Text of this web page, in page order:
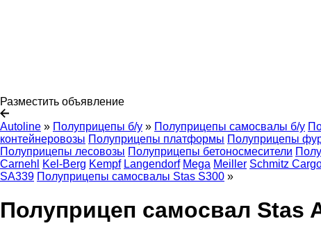
Разместить объявление
Autoline » Полуприцепы б/у » Полуприцепы самосвалы б/у
контейнеровозы Полуприцепы платформы Полуприцепы
Полуприцепы лесовозы Полуприцепы бетоносмесители
Carnehl
Kel-Berg Kempf Langendorf Mega Meiller Schmitz
SA339 Полуприцепы самосвалы Stas S300 »
Полуприцеп самосвал Stas